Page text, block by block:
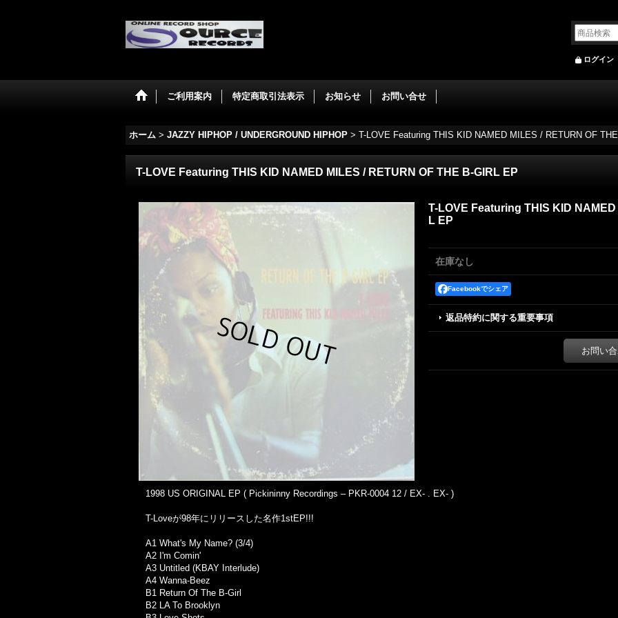
ログイン
ご利用案内 特定商取引法表示 お知らせ お問い合せ
ホーム > JAZZY HIPHOP / UNDERGROUND HIPHOP > T-LOVE Featuring THIS KID NAMED MILES ‎/ RETURN OF
T-LOVE Featuring THIS KID NAMED MILES ‎/ RETURN OF THE B-GIRL EP
T-LOVE Featuring THIS KID
L EP
在庫なし
Facebookでシェア
返品特約に関する重要事項
お問い
1998 US ORIGINAL EP ( Pickininny Recordings ‎– PKR-0004 12 / EX- . EX- )
T-Loveが98年にリリースした名作1stEP!!!
A1 What's My Name? (3/4)
A2 I'm Comin'
A3 Untitled (KBAY Interlude)
A4 Wanna-Beez
B1 Return Of The B-Girl
B2 LA To Brooklyn